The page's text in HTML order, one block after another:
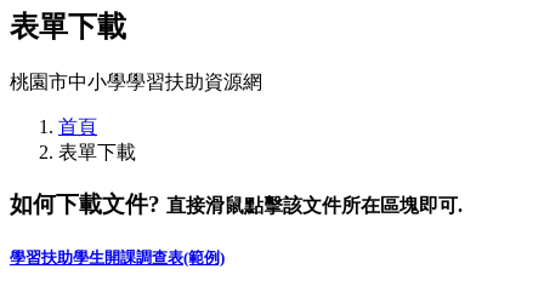
表單下載
桃園市中小學學習扶助資源網
首頁
表單下載
如何下載文件? 直接滑鼠點擊該文件所在區塊即可.
學習扶助學生開課調查表(範例)